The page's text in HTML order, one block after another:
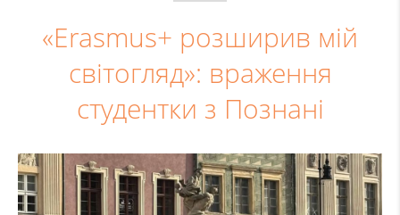
«Erasmus+ розширив мій
світогляд»: враження
студентки з Познані